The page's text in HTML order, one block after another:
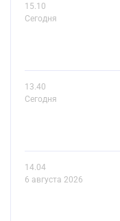
15.10
Сегодня
13.40
Сегодня
14.04
6 августа 2026